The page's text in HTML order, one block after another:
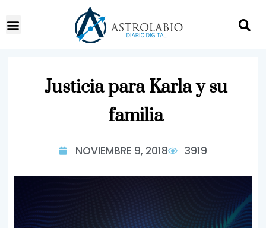
Justicia para Karla y su
familia
NOVIEMBRE 9, 2018 3919